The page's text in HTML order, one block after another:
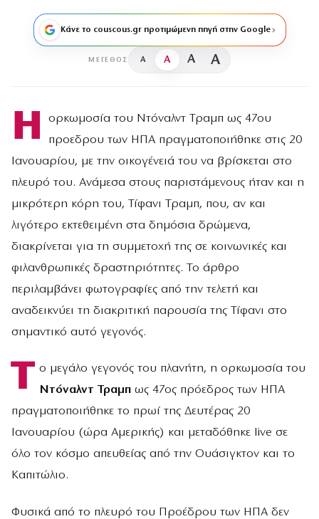
Κάνε το couscous.gr προτιμώμενη πηγή στην Google
ΜΈΓΕΘΟΣ A A A A
Η
ορκωμοσία του Ντόναλντ Τραμπ ως 47ου
προεδρου των ΗΠΑ πραγματοποιήθηκε στις 20
Ιανουαρίου, με την οικογένειά του να βρίσκεται στο
πλευρό του. Ανάμεσα στους παριστάμενους ήταν και η
μικρότερη κόρη του, Τίφανι Τραμπ, που, αν και
λιγότερο εκτεθειμένη στα δημόσια δρώμενα,
διακρίνεται για τη συμμετοχή της σε κοινωνικές και
φιλανθρωπικές δραστηριότητες. Το άρθρο
περιλαμβάνει φωτογραφίες από την τελετή και
αναδεικνύει τη διακριτική παρουσία της Τίφανι στο
σημαντικό αυτό γεγονός.
Τ ο μεγάλο γεγονός του πλανήτη, η ορκωμοσία του
Ντόναλντ Τραμπως 47ος πρόεδρος των ΗΠΑ
πραγματοποιήθηκε το πρωί της Δευτέρας 20
Ιανουαρίου (ώρα Αμερικής) και μεταδόθηκε live σε
όλο τον κόσμο απευθείας από την Ουάσιγκτον και το
Καπιτώλιο.
Φυσικά από το πλευρό του Προέδρου των ΗΠΑ δεν